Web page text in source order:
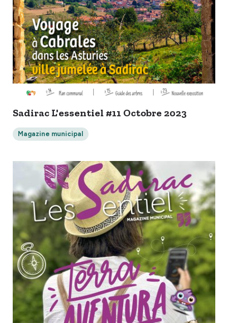
Sadirac L'essentiel #11 Octobre 2023
Magazine municipal